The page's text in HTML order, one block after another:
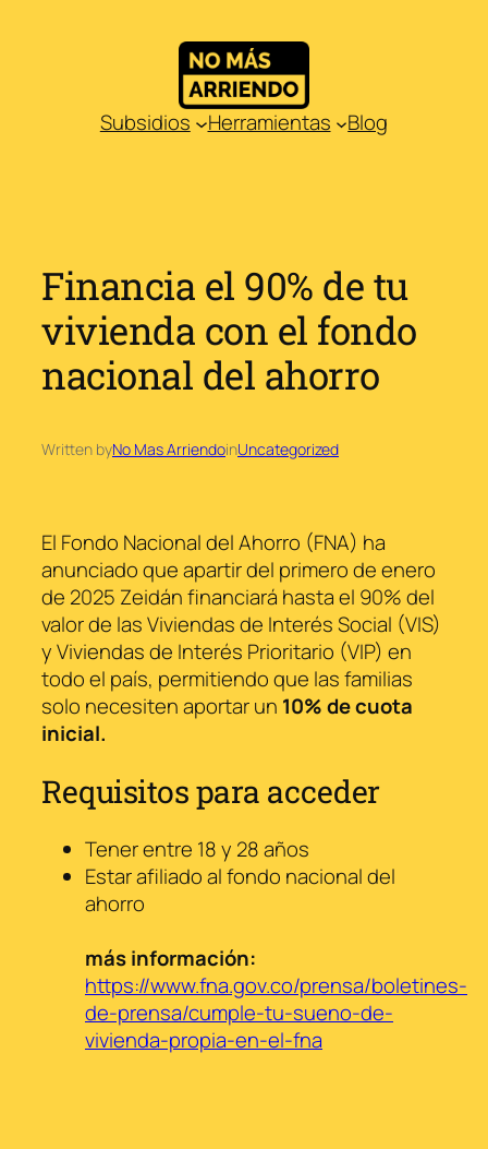
Subsidios
Herramientas Blog
Financia el 90% de tu
vivienda con el fondo
nacional del ahorro
Written byNo Mas ArriendoinUncategorized
El Fondo Nacional del Ahorro (FNA) ha
anunciado que apartir del primero de enero
de 2025 Zeidán financiará hasta el 90% del
valor de las Viviendas de Interés Social (VIS)
y Viviendas de Interés Prioritario (VIP) en
todo el país, permitiendo que las familias
solo necesiten aportar un 10% de cuota
inicial.
Requisitos para acceder
Tener entre 18 y 28 años
Estar afiliado al fondo nacional del
ahorro
más información:
https://www.fna.gov.co/prensa/boletines-
de-prensa/cumple-tu-sueno-de-
vivienda-propia-en-el-fna